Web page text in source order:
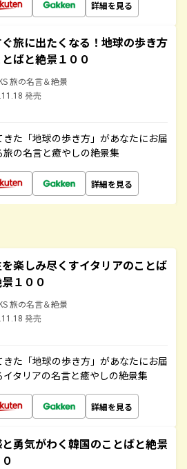
詳細を見る
旅に出たくなる！地球の歩き方
ばと絶景１００
旅の名言＆絶景
発売
た「地球の歩き方」があなたにお届
の名言と癒やしの絶景集
詳細を見る
楽しみ尽くすイタリアのことば
１００
旅の名言＆絶景
発売
た「地球の歩き方」があなたにお届
タリアの名言と癒やしの絶景集
詳細を見る
勇気がわく韓国のことばと絶景